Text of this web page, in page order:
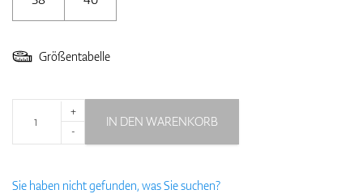
Größentabelle
+
-
IN DEN WARENKORB
Sie haben nicht gefunden, was Sie suchen?